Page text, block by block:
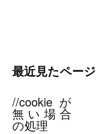
最近見たページ
//cookieが
無い場合
の処理